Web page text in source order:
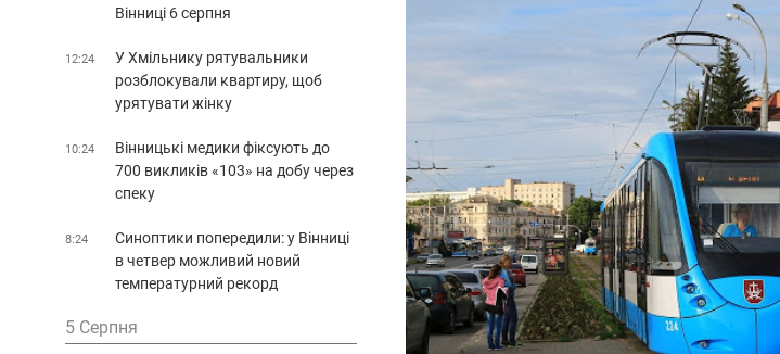
Вінниці 6 серпня
12:24
У Хмільнику рятувальники
розблокували квартиру, щоб
урятувати жінку
10:24
Вінницькі медики фіксують до
700 викликів «103» на добу через
спеку
8:24
Синоптики попередили: у Вінниці
в четвер можливий новий
температурний рекорд
5 Серпня